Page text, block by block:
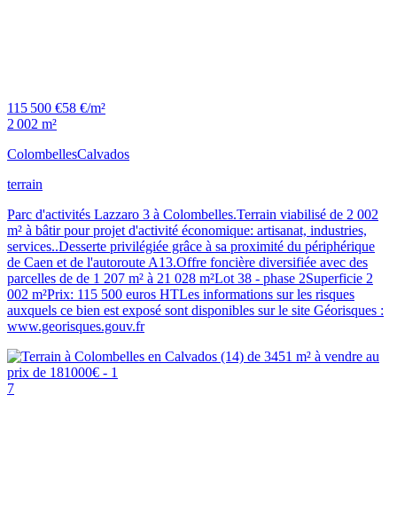
115 500 €58 €/m²
2 002 m²
ColombellesCalvados
terrain
Parc d'activités Lazzaro 3 à Colombelles.Terrain viabilisé de 2 002
m² à bâtir pour projet d'activité économique: artisanat, industries,
services..Desserte privilégiée grâce à sa proximité du périphérique
de Caen et de l'autoroute A13.Offre foncière diversifiée avec des
parcelles de de 1 207 m² à 21 028 m²Lot 38 - phase 2Superficie 2
002 m²Prix: 115 500 euros HTLes informations sur les risques
auxquels ce bien est exposé sont disponibles sur le site Géorisques :
www.georisques.gouv.fr
7